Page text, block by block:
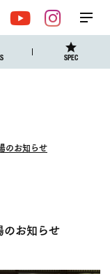
SPEC
YouTube
メ
のお知らせ
お知らせ